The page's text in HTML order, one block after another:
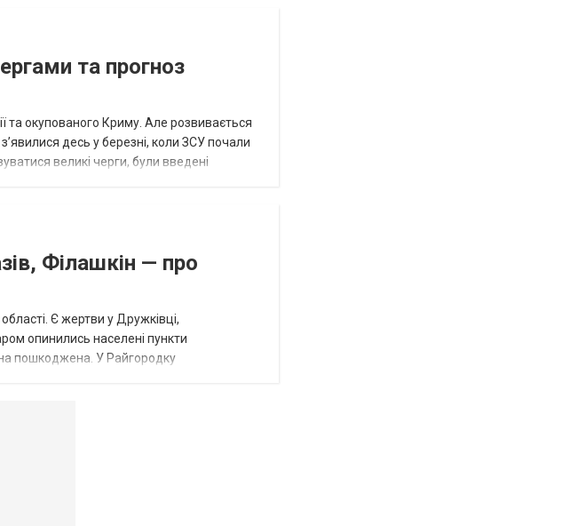
та прогноз
та окупованого Криму. Але розвивається
десь у березні, коли ЗСУ почали
великі черги, були введені
Філашкін — про
Є жертви у Дружківці,
опинились населені пункти
пошкоджена. У Райгородку